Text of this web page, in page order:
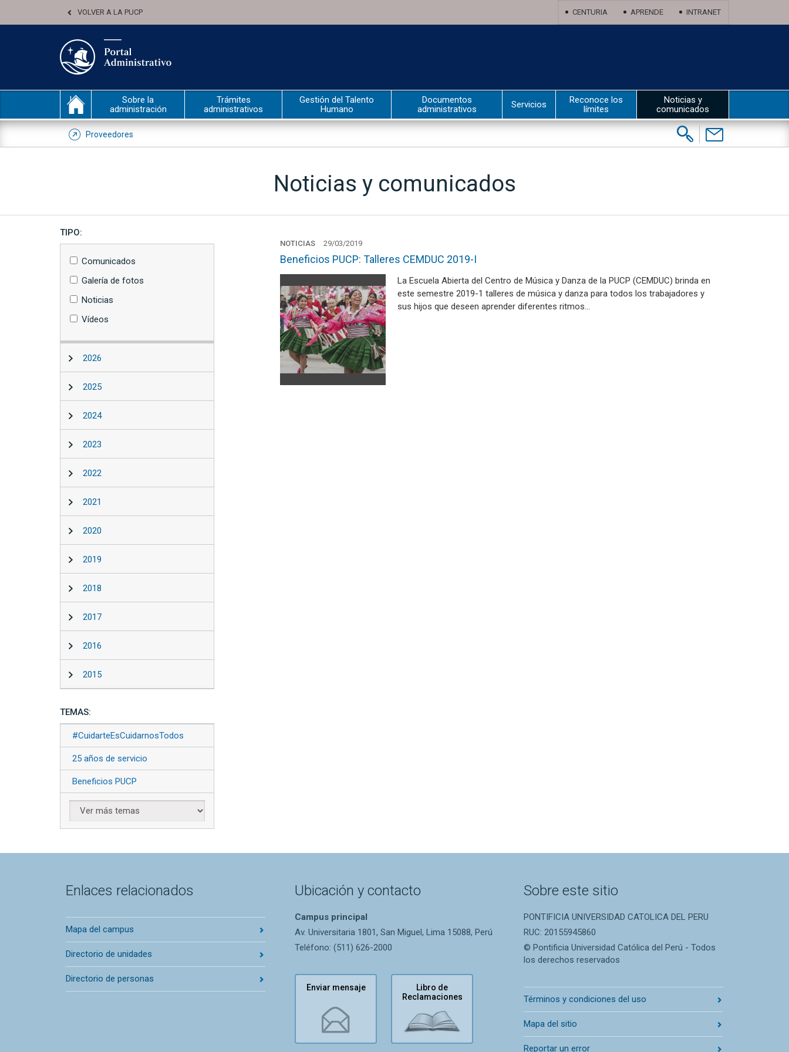
VOLVER A LA PUCP CENTURIA APRENDE INTRANET
Sobre la
administración
Trámites
administrativos
Gestión del Talento
Humano
Documentos
administrativos
Servicios
Reconoce los
límites
Noticias y
comunicados
Proveedores Buscar:
Contáctenos
Noticias y comunicados
TIPO:
Comunicados
Galería de fotos
Noticias
Vídeos
2026
2025
2024
2023
2022
2021
2020
2019
2018
2017
2016
2015
TEMAS:
#CuidarteEsCuidarnosTodos
25 años de servicio
Beneficios PUCP
NOTICIAS 29/03/2019
Beneficios PUCP: Talleres CEMDUC 2019-I
La Escuela Abierta del Centro de Música y Danza de la PUCP (CEMDUC) brinda en
este semestre 2019-1 talleres de música y danza para todos los trabajadores y
sus hijos que deseen aprender diferentes ritmos…
Enlaces relacionados
Mapa del campus
Directorio de unidades
Directorio de personas
Ubicación y contacto
Campus principal
Av. Universitaria 1801, San Miguel, Lima 15088, Perú
Teléfono: (511) 626-2000
Enviar mensaje
Libro de
Reclamaciones
Sobre este sitio
PONTIFICIA UNIVERSIDAD CATOLICA DEL PERU
RUC: 20155945860
© Pontificia Universidad Católica del Perú - Todos
los derechos reservados
Términos y condiciones del uso
Mapa del sitio
Reportar un error